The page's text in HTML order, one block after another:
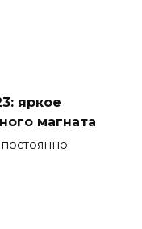
яркое
магната